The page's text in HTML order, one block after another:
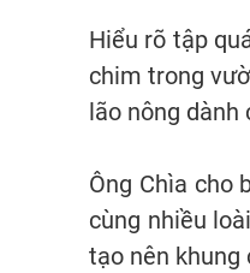
Hiểu rõ tập
chim trong
lão nông dành
Ông Chìa cho
cùng nhiều
tạo nên khung